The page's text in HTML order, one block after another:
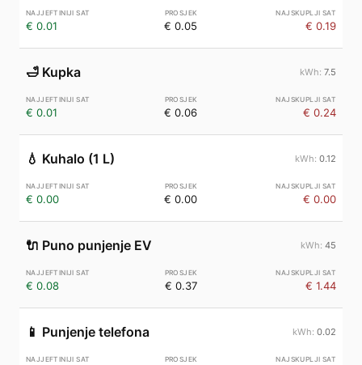
€ 0.01 € 0.05 € 0.19
🛁 Kupka 7.5
€ 0.01 € 0.06 € 0.24
💧 Kuhalo (1 L) 0.12
€ 0.00 € 0.00 € 0.00
🔌 Puno punjenje EV 45
€ 0.08 € 0.37 € 1.44
📱 Punjenje telefona 0.02